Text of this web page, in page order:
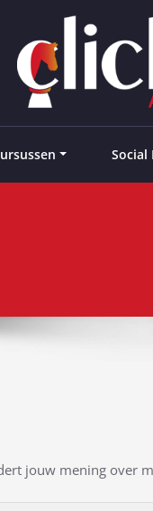
Social
jouw mening over